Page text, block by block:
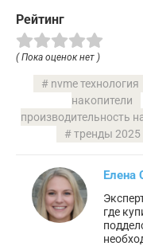
Рейтинг
( Пока оценок нет )
nvme технология
накопители
производительность
тренды 2025
Елена
где